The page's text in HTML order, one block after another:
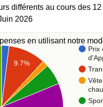
différents au cours des
2026
en utilisant notre
Prix
9.7%